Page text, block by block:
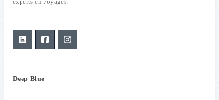
experts en voyages.
Deep Blue